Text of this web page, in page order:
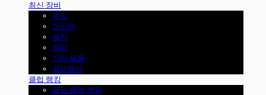
최신 장비
우드
아이언
웨지
퍼터
기타 용품
골프웨어
클럽 랭킹
골프 클럽 랭킹